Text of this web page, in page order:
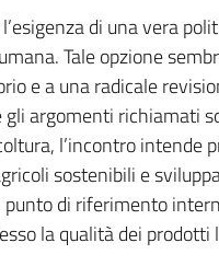
di una vera
Tale opzione
e a una radicale
gli argomenti richiamati
l’incontro intende
sostenibili e
di riferimento
la qualità dei